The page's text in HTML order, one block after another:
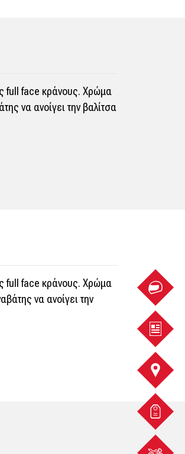
TEST
RIDE
full face κράνους. Χρώμα
να ανοίγει την βαλίτσα
full face κράνους. Χρώμα
να ανοίγει την